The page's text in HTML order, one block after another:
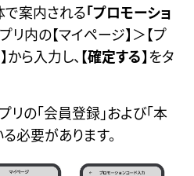
案内される「プロモーショ
リ内の【マイページ】＞【プ
ら入力し、 【確定する】をタ
の「会員登録」および「本
必要があります。